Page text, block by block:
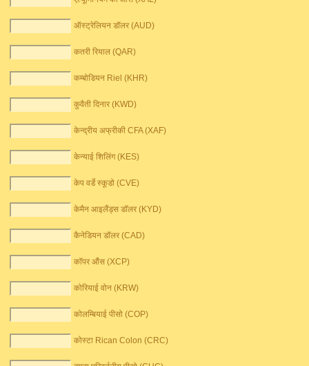
ऑस्ट्रेलियन डॉलर (AUD)
कतरी रियाल (QAR)
कम्बोडियन Riel (KHR)
कुवैती दिनार (KWD)
केन्द्रीय अफ्रीकी CFA (XAF)
केन्याई शिलिंग (KES)
केप वर्डे स्कूडो (CVE)
केमैन आइलैंड्स डॉलर (KYD)
कैनेडियन डॉलर (CAD)
कॉपर औंस (XCP)
कोरियाई वोन (KRW)
कोलम्बियाई पीसो (COP)
कोस्टा Rican Colon (CRC)